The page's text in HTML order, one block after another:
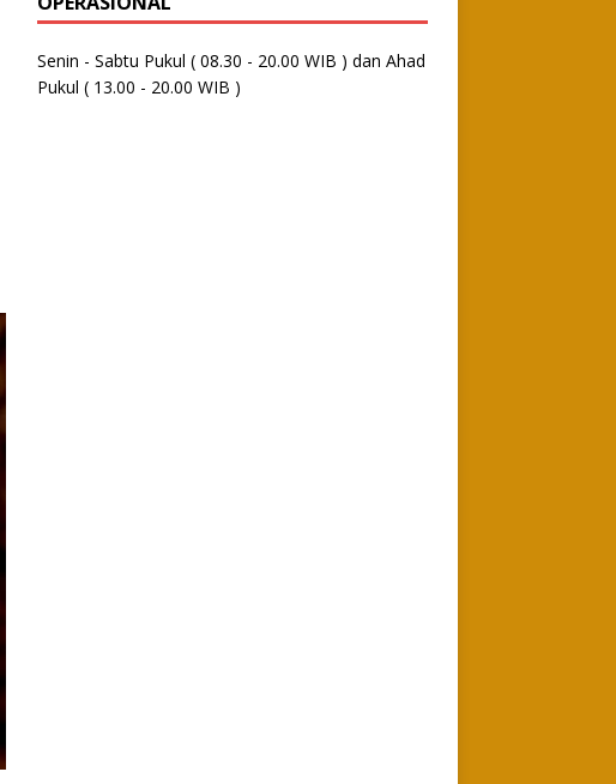
Senin - Sabtu Pukul ( 08.30 - 20.00 WIB ) dan Ahad
Pukul ( 13.00 - 20.00 WIB )